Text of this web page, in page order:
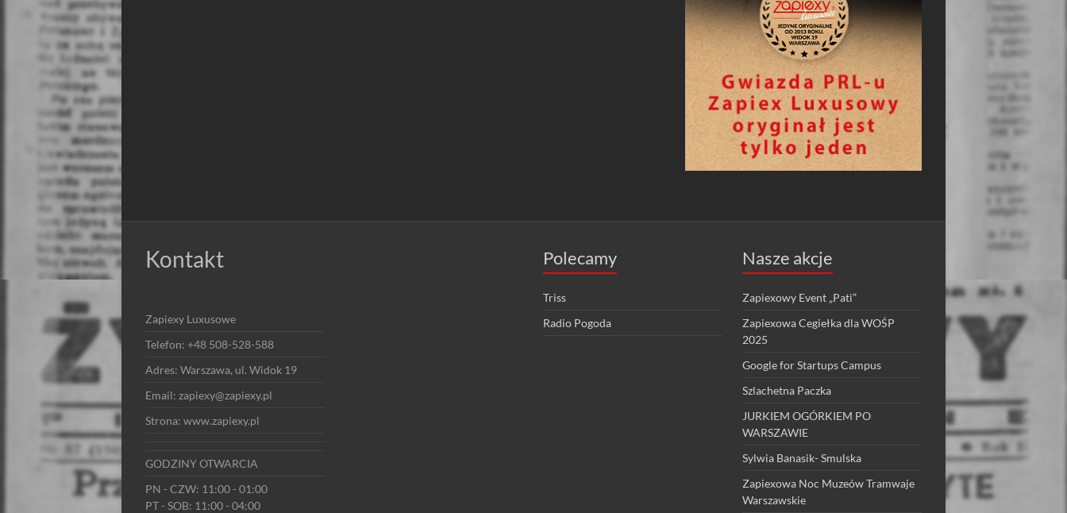
Kontakt
Zapiexy Luxusowe
Telefon: +48 508-528-588
Adres: Warszawa, ul. Widok 19
Email: zapiexy@zapiexy.pl
Strona: www.zapiexy.pl
GODZINY OTWARCIA
PN - CZW: 11:00 - 01:00
PT - SOB: 11:00 - 04:00
Polecamy
Triss
Radio Pogoda
Nasze akcje
Zapiexowy Event „Pati”
Zapiexowa Cegiełka dla WOŚP
2025
Google for Startups Campus
Szlachetna Paczka
JURKIEM OGÓRKIEM PO
WARSZAWIE
Sylwia Banasik- Smulska
Zapiexowa Noc Muzeów Tramwaje
Warszawskie